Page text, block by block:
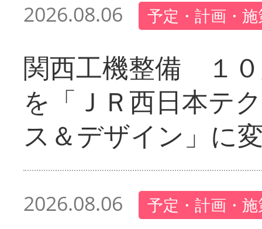
2026.08.06 予定・計画・
関西工機整備 １
を「ＪＲ西日本テ
ス＆デザイン」に
2026.08.06 予定・計画・